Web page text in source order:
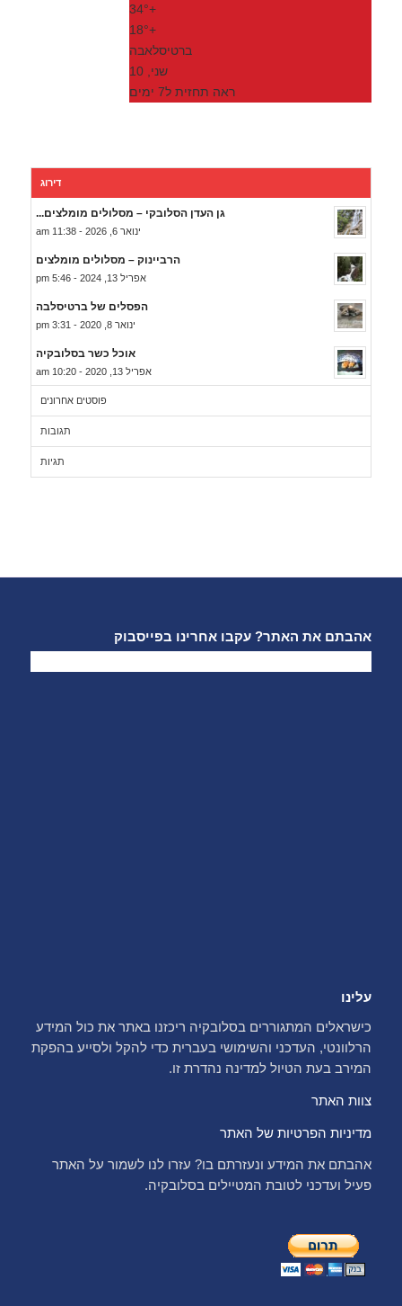
+
34°
+
18°
ברטיסלאבה
שני, 10
ראה תחזית ל7 ימים
דירוג
גן העדן הסלובקי – מסלולים מומלצים...
ינואר 6, 2026 - 11:38 am
הרביינוק – מסלולים מומלצים
אפריל 13, 2024 - 5:46 pm
הפסלים של ברטיסלבה
ינואר 8, 2020 - 3:31 pm
אוכל כשר בסלובקיה
אפריל 13, 2020 - 10:20 am
פוסטים אחרונים
תגובות
תגיות
אהבתם את האתר? עקבו אחרינו בפייסבוק
עלינו
כישראלים המתגוררים בסלובקיה ריכזנו באתר את כול המידע
הרלוונטי, העדכני והשימושי בעברית כדי להקל ולסייע בהפקת
המירב בעת הטיול למדינה נהדרת זו.
צוות האתר
מדיניות הפרטיות של האתר
אהבתם את המידע ונעזרתם בו? עזרו לנו לשמור על האתר
פעיל ועדכני לטובת המטיילים בסלובקיה.